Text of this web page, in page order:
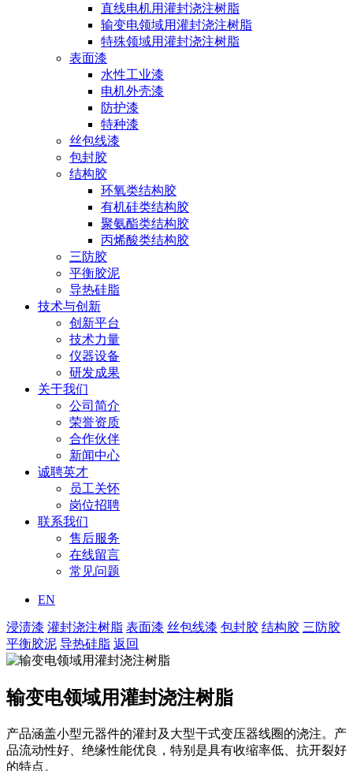
直线电机用灌封浇注树脂
输变电领域用灌封浇注树脂
特殊领域用灌封浇注树脂
表面漆
水性工业漆
电机外壳漆
防护漆
特种漆
丝包线漆
包封胶
结构胶
环氧类结构胶
有机硅类结构胶
聚氨酯类结构胶
丙烯酸类结构胶
三防胶
平衡胶泥
导热硅脂
技术与创新
创新平台
技术力量
仪器设备
研发成果
关于我们
公司简介
荣誉资质
合作伙伴
新闻中心
诚聘英才
员工关怀
岗位招聘
联系我们
售后服务
在线留言
常见问题
EN
浸渍漆 灌封浇注树脂 表面漆 丝包线漆 包封胶 结构胶 三防胶
平衡胶泥 导热硅脂 返回
输变电领域用灌封浇注树脂
产品涵盖小型元器件的灌封及大型干式变压器线圈的浇注。产
品流动性好、绝缘性能优良，特别是具有收缩率低、抗开裂好
的特点。